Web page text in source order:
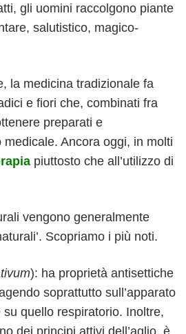
gli uomini raccolgono piante
salutistico, magico-
la medicina tradizionale fa
e fiori che, combinati fra
preparati e
Ancora oggi, in molti
piuttosto che all’utilizzo di
vengono generalmente
Scopriamo i più noti.
): ha proprietà antisettiche
soprattutto sull’apparato
quello respiratorio. Inoltre,
dei principi attivi dell’aglio, è